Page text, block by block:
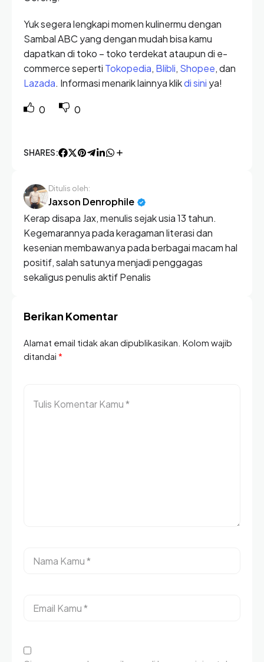
Yuk segera lengkapi momen kulinermu dengan
Sambal ABC yang dengan mudah bisa kamu
dapatkan di toko – toko terdekat ataupun di e-
commerce seperti Tokopedia, Blibli, Shopee, dan
Lazada. Informasi menarik lainnya klikdi sini ya!
0 0
SHARES:
Ditulis oleh:
Jaxson Denrophile
Kerap disapa Jax, menulis sejak usia 13 tahun.
Kegemarannya pada keragaman literasi dan
kesenian membawanya pada berbagai macam hal
positif, salah satunya menjadi penggagas
sekaligus penulis aktif Penalis
Berikan Komentar
Alamat email tidak akan dipublikasikan. Kolom wajib
ditandai *